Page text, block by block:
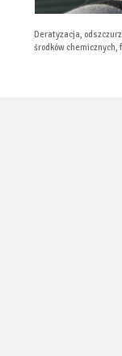
za pomocą
lub…